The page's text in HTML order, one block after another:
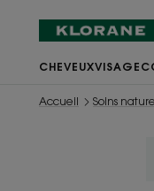
CHEVEUXVISAGE
Accueil Soins